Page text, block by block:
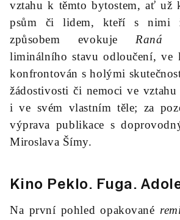
vztahu k těmto bytostem, ať už
psům či lidem, kteří s nimi
způsobem evokuje Raná
liminálního stavu odloučení, ve
konfrontován s holými
žádostivosti či nemoci ve
i ve svém vlastním těle; za
výprava publikace s
Miroslava Šímy.
Kino Peklo. Fuga.
Na první pohled opakované